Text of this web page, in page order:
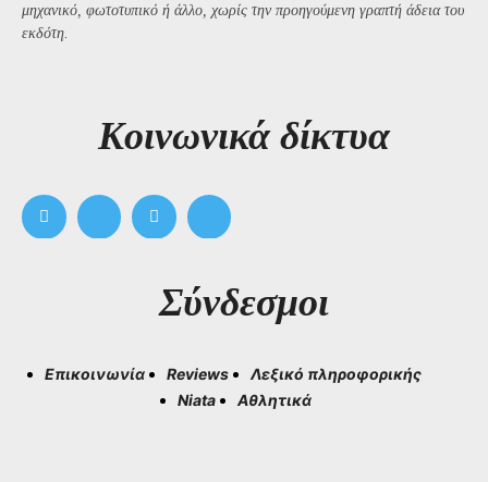
μηχανικό, φωτοτυπικό ή άλλο, χωρίς την προηγούμενη γραπτή άδεια του
εκδότη.
Kοινωνικά δίκτυα
Σύνδεσμοι
Επικοινωνία Reviews
Λεξικό πληροφορικής
Niata
Αθλητικά